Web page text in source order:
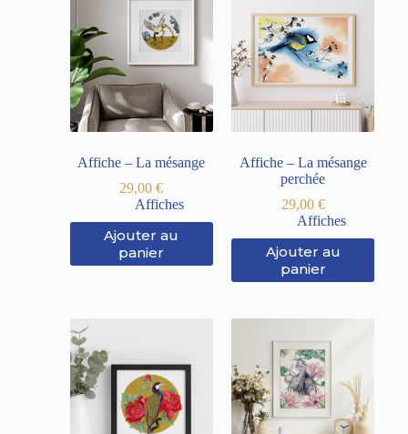
Affiche – La mésange
29,00€
Affiches
Ajouter au
panier
Affiche – La mésange
perchée
29,00 €
Affiches
Ajouter au
panier